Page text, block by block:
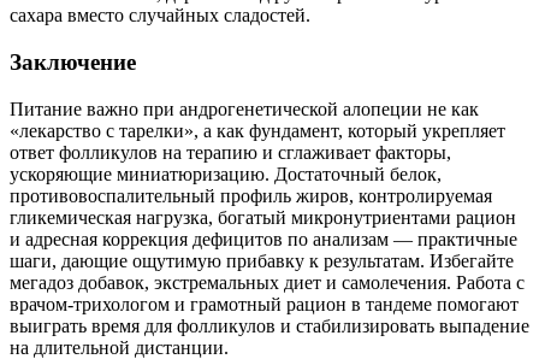
сахара вместо случайных сладостей.
Заключение
Питание важно при андрогенетической алопеции не как
«лекарство с тарелки», а как фундамент, который укрепляет
ответ фолликулов на терапию и сглаживает факторы,
ускоряющие миниатюризацию. Достаточный белок,
противовоспалительный профиль жиров, контролируемая
гликемическая нагрузка, богатый микронутриентами рацион
и адресная коррекция дефицитов по анализам — практичные
шаги, дающие ощутимую прибавку к результатам. Избегайте
мегадоз добавок, экстремальных диет и самолечения. Работа с
врачом‑трихологом и грамотный рацион в тандеме помогают
выиграть время для фолликулов и стабилизировать выпадение
на длительной дистанции.